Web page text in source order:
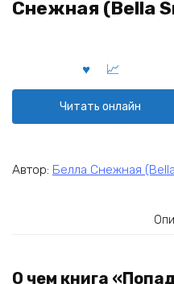
Снежная (Bella
Читать онлайн
Автор: Белла Снежная
О чем книга